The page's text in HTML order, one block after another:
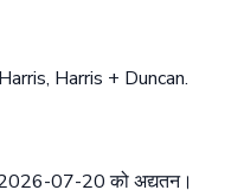
Harris + Duncan.
2026-07-20 को अद्यतन।